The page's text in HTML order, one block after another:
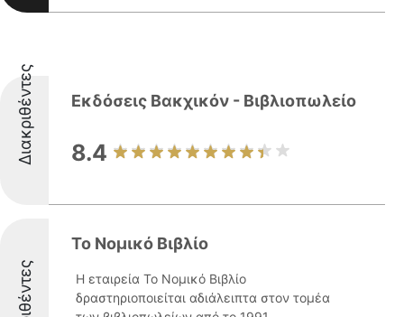
Διακριθέντες Εκδόσεις Βακχικόν - Βιβλιοπωλείο
8.4
Το Νομικό Βιβλίο
Η εταιρεία Το Νομικό Βιβλίο
δραστηριοποιείται αδιάλειπτα στον τομέα